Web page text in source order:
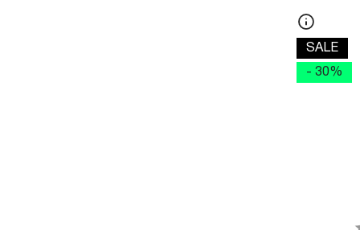
SALE
- 30%